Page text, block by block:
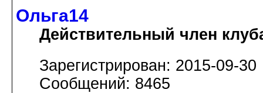
Ольга14
Действительный член
Зарегистрирован: 2015-09-30
Сообщений: 8465